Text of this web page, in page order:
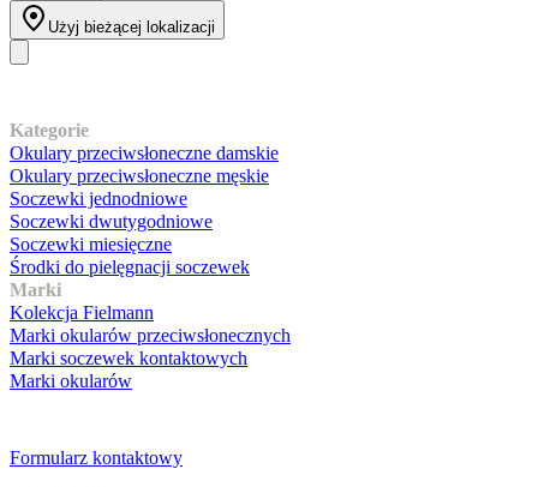
Użyj bieżącej lokalizacji
Kategorie
Okulary przeciwsłoneczne damskie
Okulary przeciwsłoneczne męskie
Soczewki jednodniowe
Soczewki dwutygodniowe
Soczewki miesięczne
Środki do pielęgnacji soczewek
Marki
Kolekcja Fielmann
Marki okularów przeciwsłonecznych
Marki soczewek kontaktowych
Marki okularów
Formularz kontaktowy